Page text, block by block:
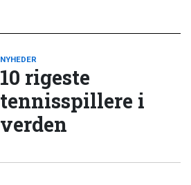
NYHEDER
10 rigeste
tennisspillere i
verden